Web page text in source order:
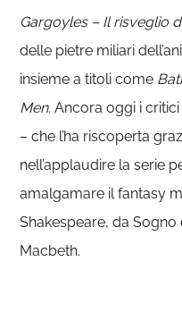
Gargoyles – Il risveglio
delle pietre miliari
insieme a titoli come
Men. Ancora oggi i
– che l’ha riscoperta
nell’applaudire la serie
amalgamare il fantasy
Shakespeare, da
Macbeth.